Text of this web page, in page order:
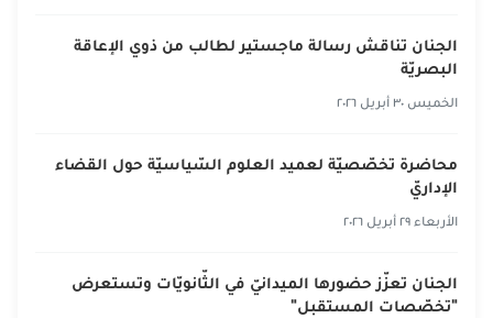
الجنان تناقش رسالة ماجستير لطالب من ذوي الإعاقة
البصريّة
الخميس ٣٠ أبريل ٢٠٢٦
محاضرة تخصّصيّة لعميد العلوم السّياسيّة حول القضاء
الإداريّ
الأربعاء ٢٩ أبريل ٢٠٢٦
الجنان تعزّز حضورها الميدانيّ في الثّانويّات وتستعرض
"تخصّصات المستقبل"